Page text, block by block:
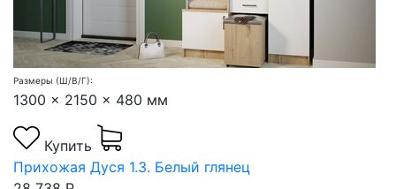
Размеры (Ш/В/Г):
1300 x 2150 x 480 мм
Купить
Прихожая Дуся 1.3. Белый глянец